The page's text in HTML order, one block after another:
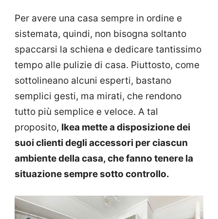
Per avere una casa sempre in ordine e
sistemata, quindi, non bisogna soltanto
spaccarsi la schiena e dedicare tantissimo
tempo alle pulizie di casa. Piuttosto, come
sottolineano alcuni esperti, bastano
semplici gesti, ma mirati, che rendono
tutto più semplice e veloce. A tal
proposito, Ikea mette a disposizione dei
suoi clienti degli accessori per ciascun
ambiente della casa, che fanno tenere la
situazione sempre sotto controllo.